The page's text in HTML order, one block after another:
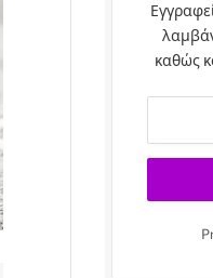
καθώς